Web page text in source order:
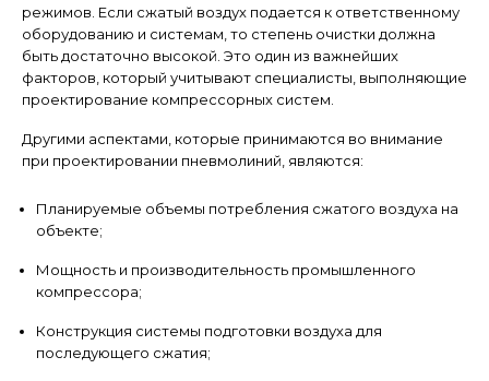
режимов. Если сжатый воздух подается к ответственному
оборудованию и системам, то степень очистки должна
быть достаточно высокой. Это один из важнейших
факторов, который учитывают специалисты, выполняющие
проектирование компрессорных систем.
Другими аспектами, которые принимаются во внимание
при проектировании пневмолиний, являются:
Планируемые объемы потребления сжатого воздуха на
объекте;
Мощность и производительность промышленного
компрессора;
Конструкция системы подготовки воздуха для
последующего сжатия;